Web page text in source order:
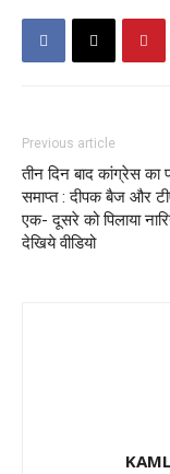
Previous article
तीन दिन बाद कांग्रेस का
समाप्त : दीपक बैज और
एक- दूसरे को पिलाया
देखिये वीडियो